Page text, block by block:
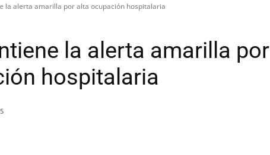
la alerta amarilla por alta ocupación hospitalaria
la alerta amarilla por
hospitalaria